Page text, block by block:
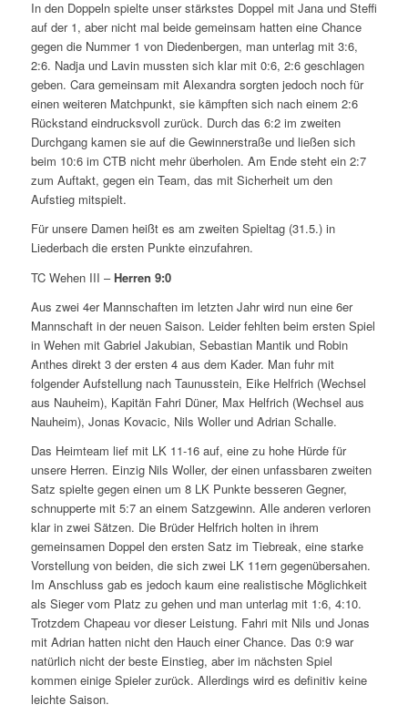
In den Doppeln spielte unser stärkstes Doppel mit Jana und Steffi
auf der 1, aber nicht mal beide gemeinsam hatten eine Chance
gegen die Nummer 1 von Diedenbergen, man unterlag mit 3:6,
2:6. Nadja und Lavin mussten sich klar mit 0:6, 2:6 geschlagen
geben. Cara gemeinsam mit Alexandra sorgten jedoch noch für
einen weiteren Matchpunkt, sie kämpften sich nach einem 2:6
Rückstand eindrucksvoll zurück. Durch das 6:2 im zweiten
Durchgang kamen sie auf die Gewinnerstraße und ließen sich
beim 10:6 im CTB nicht mehr überholen. Am Ende steht ein 2:7
zum Auftakt, gegen ein Team, das mit Sicherheit um den
Aufstieg mitspielt.
Für unsere Damen heißt es am zweiten Spieltag (31.5.) in
Liederbach die ersten Punkte einzufahren.
TC Wehen III – Herren 9:0
Aus zwei 4er Mannschaften im letzten Jahr wird nun eine 6er
Mannschaft in der neuen Saison. Leider fehlten beim ersten Spiel
in Wehen mit Gabriel Jakubian, Sebastian Mantik und Robin
Anthes direkt 3 der ersten 4 aus dem Kader. Man fuhr mit
folgender Aufstellung nach Taunusstein, Eike Helfrich (Wechsel
aus Nauheim), Kapitän Fahri Düner, Max Helfrich (Wechsel aus
Nauheim), Jonas Kovacic, Nils Woller und Adrian Schalle.
Das Heimteam lief mit LK 11-16 auf, eine zu hohe Hürde für
unsere Herren. Einzig Nils Woller, der einen unfassbaren zweiten
Satz spielte gegen einen um 8 LK Punkte besseren Gegner,
schnupperte mit 5:7 an einem Satzgewinn. Alle anderen verloren
klar in zwei Sätzen. Die Brüder Helfrich holten in ihrem
gemeinsamen Doppel den ersten Satz im Tiebreak, eine starke
Vorstellung von beiden, die sich zwei LK 11ern gegenübersahen.
Im Anschluss gab es jedoch kaum eine realistische Möglichkeit
als Sieger vom Platz zu gehen und man unterlag mit 1:6, 4:10.
Trotzdem Chapeau vor dieser Leistung. Fahri mit Nils und Jonas
mit Adrian hatten nicht den Hauch einer Chance. Das 0:9 war
natürlich nicht der beste Einstieg, aber im nächsten Spiel
kommen einige Spieler zurück. Allerdings wird es definitiv keine
leichte Saison.